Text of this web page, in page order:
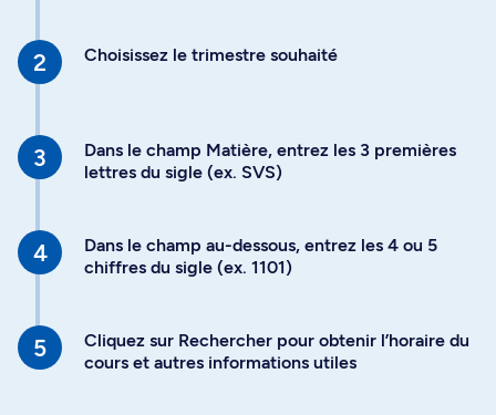
Choisissez le trimestre souhaité
Dans le champ Matière, entrez les 3 premières
lettres du sigle (ex. SVS)
Dans le champ au-dessous, entrez les 4 ou 5
chiffres du sigle (ex. 1101)
Cliquez sur Rechercher pour obtenir l’horaire du
cours et autres informations utiles